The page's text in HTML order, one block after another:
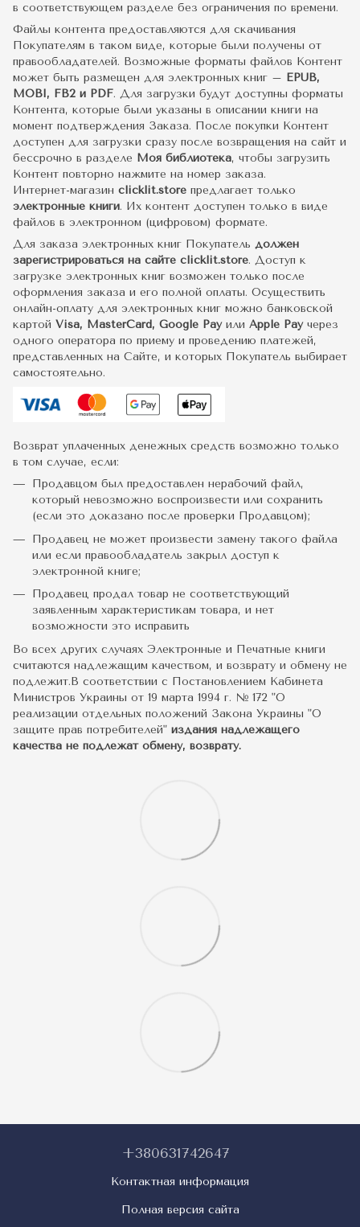
в соответствующем разделе без ограничения по времени.
Файлы контента предоставляются для скачивания
Покупателям в таком виде, которые были получены от
правообладателей. Возможные форматы файлов Контент
может быть размещен для электронных книг – EPUB,
MOBI, FB2 и PDF. Для загрузки будут доступны форматы
Контента, которые были указаны в описании книги на
момент подтверждения Заказа. После покупки Контент
доступен для загрузки сразу после возвращения на сайт и
бессрочно в разделе Моя библиотека, чтобы загрузить
Контент повторно нажмите на номер заказа.
Интернет-магазин clicklit.store предлагает только
электронные книги. Их контент доступен только в виде
файлов в электронном (цифровом) формате.
Для заказа электронных книг Покупатель должен
зарегистрироваться на сайте clicklit.store. Доступ к
загрузке электронных книг возможен только после
оформления заказа и его полной оплаты. Осуществить
онлайн-оплату для электронных книг можно банковской
картой Visa, MasterCard, Google Pay или Apple Payчерез
одного оператора по приему и проведению платежей,
представленных на Сайте, и которых Покупатель выбирает
самостоятельно.
Возврат уплаченных денежных средств возможно только
в том случае, если:
Продавцом был предоставлен нерабочий файл,
который невозможно воспроизвести или сохранить
(если это доказано после проверки Продавцом);
Продавец не может произвести замену такого файла
или если правообладатель закрыл доступ к
электронной книге;
Продавец продал товар не соответствующий
заявленным характеристикам товара, и нет
возможности это исправить
Во всех других случаях Электронные и Печатные книги
считаются надлежащим качеством, и возврату и обмену не
подлежит.В соответствии с Постановлением Кабинета
Министров Украины от 19 марта 1994 г. № 172 "О
реализации отдельных положений Закона Украины "О
защите прав потребителей" издания надлежащего
качества не подлежат обмену, возврату.
+380631742647
Контактная информация
Полная версия сайта